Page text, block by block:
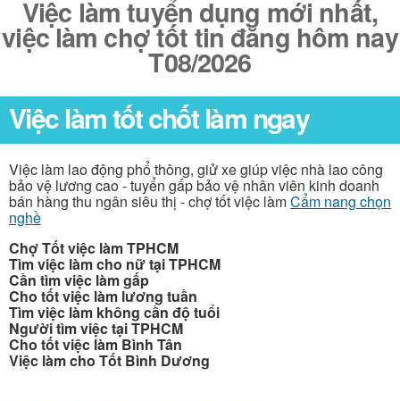
Việc làm tuyển dụng mới nhất,
việc làm chợ tốt tin đăng hôm nay
T08/2026
Việc làm tốt chốt làm ngay
Việc làm lao động phổ thông, giử xe giúp việc nhà lao công
bảo vệ lương cao - tuyển gấp bảo vệ nhân viên kinh doanh
bán hàng thu ngân siêu thị - chợ tốt việc làmCẩm nang chọn
nghề
Chợ Tốt việc làm TPHCM
Tìm việc làm cho nữ tại TPHCM
Cần tìm việc làm gấp
Cho tốt việc làm lương tuần
Tìm việc làm không cần độ tuổi
Người tìm việc tại TPHCM
Cho tốt việc làm Bình Tân
Việc làm cho Tốt Bình Dương